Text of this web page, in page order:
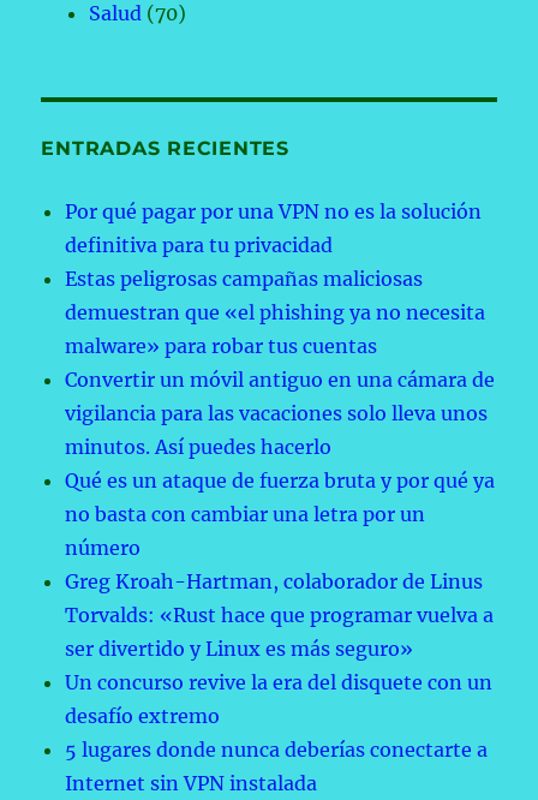
Salud (70)
ENTRADAS RECIENTES
Por qué pagar por una VPN no es la solución
definitiva para tu privacidad
Estas peligrosas campañas maliciosas
demuestran que «el phishing ya no necesita
malware» para robar tus cuentas
Convertir un móvil antiguo en una cámara de
vigilancia para las vacaciones solo lleva unos
minutos. Así puedes hacerlo
Qué es un ataque de fuerza bruta y por qué ya
no basta con cambiar una letra por un
número
Greg Kroah-Hartman, colaborador de Linus
Torvalds: «Rust hace que programar vuelva a
ser divertido y Linux es más seguro»
Un concurso revive la era del disquete con un
desafío extremo
5 lugares donde nunca deberías conectarte a
Internet sin VPN instalada